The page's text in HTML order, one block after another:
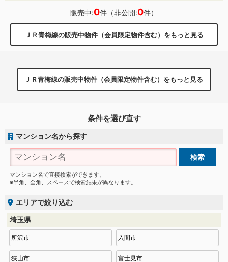
販売中:0件（非公開:0件）
ＪＲ青梅線の販売中物件（会員限定物件含む）をもっと見る
ＪＲ青梅線の販売中物件（会員限定物件含む）をもっと見る
条件を選び直す
マンション名から探す
マンション名で直接検索ができます。
※半角、全角、スペースで検索結果が異なります。
エリアで絞り込む
埼玉県
所沢市 入間市
狭山市 富士見市